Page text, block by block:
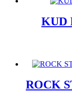
KUD
ROCK